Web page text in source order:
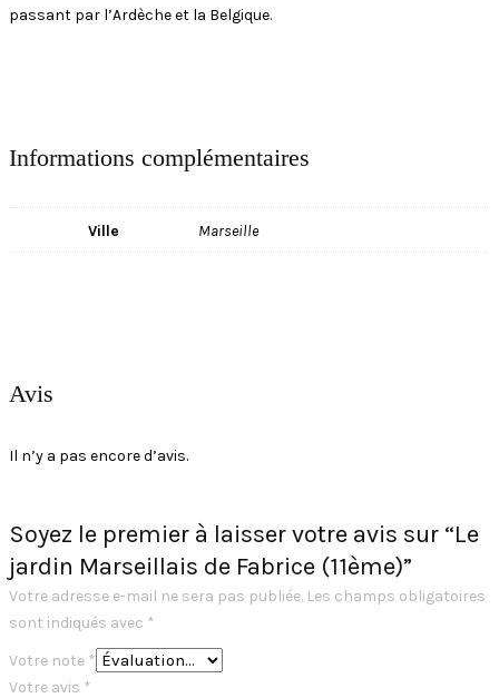
passant par l’Ardèche et la Belgique.
Informations complémentaires
Ville Marseille
Avis
Il n’y a pas encore d’avis.
Soyez le premier à laisser votre avis sur “Le
jardin Marseillais de Fabrice (11ème)”
Votre adresse e-mail ne sera pas publiée. Les champs obligatoires
sont indiqués avec *
Votre note *
Votre avis *